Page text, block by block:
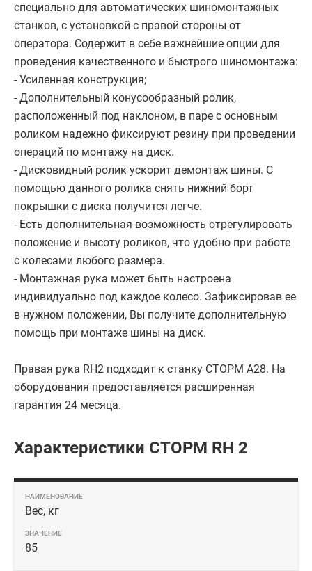
специально для автоматических шиномонтажных
станков, с установкой с правой стороны от
оператора. Содержит в себе важнейшие опции для
проведения качественного и быстрого шиномонтажа:
- Усиленная конструкция;
- Дополнительный конусообразный ролик,
расположенный под наклоном, в паре с основным
роликом надежно фиксируют резину при проведении
операций по монтажу на диск.
- Дисковидный ролик ускорит демонтаж шины. С
помощью данного ролика снять нижний борт
покрышки с диска получится легче.
- Есть дополнительная возможность отрегулировать
положение и высоту роликов, что удобно при работе
с колесами любого размера.
- Монтажная рука может быть настроена
индивидуально под каждое колесо. Зафиксировав ее
в нужном положении, Вы получите дополнительную
помощь при монтаже шины на диск.
Правая рука RH2 подходит к станку СТОРМ A28. На
оборудования предоставляется расширенная
гарантия 24 месяца.
Характеристики СТОРМ RH 2
Вес, кг
85